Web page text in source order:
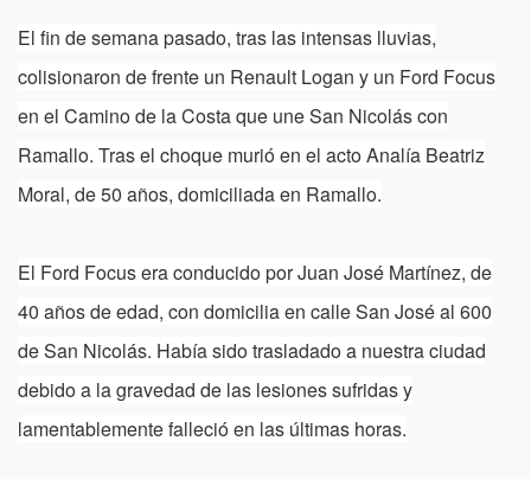
El fin de semana pasado, tras las intensas lluvias,
colisionaron de frente un Renault Logan y un Ford Focus
en el Camino de la Costa que une San Nicolás con
Ramallo. Tras el choque murió en el acto Analía Beatriz
Moral, de 50 años, domiciliada en Ramallo.
El Ford Focus era conducido por Juan José Martínez, de
40 años de edad, con domicilia en calle San José al 600
de San Nicolás. Había sido trasladado a nuestra ciudad
debido a la gravedad de las lesiones sufridas y
lamentablemente falleció en las últimas horas.